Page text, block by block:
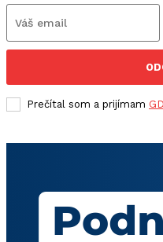
Prečítal som a prijímam